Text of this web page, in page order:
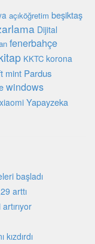
açıköğretim beşiktaş
Dijital
fenerbahçe
KKTC korona
mint Pardus
windows
xiaomi Yapayzeka
başladı
arttı